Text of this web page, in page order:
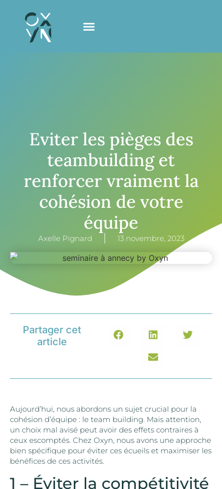
Eviter les pièges des
teambuilding et
renforcer vraiment la
cohésion de votre
équipe
Axelle Pignard 13 novembre, 2023
Partager cet
article
Aujourd’hui, nous abordons un sujet crucial pour la
cohésion d’équipe : le team building. Mais attention,
un choix mal avisé peut avoir des effets contraires à
ceux escomptés. Chez Oxyn, nous avons une approche
bien spécifique pour éviter ces écueils et maximiser les
bénéfices de ces activités.
1 – Éviter la compétitivité